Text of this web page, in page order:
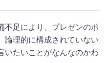
不足により、プレゼンのポ
論理的に構成されていない
いたいことがなんなのかわ